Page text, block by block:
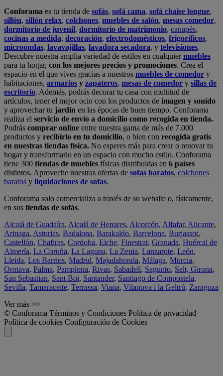
Conforama es tu tienda de sofás, sofá cama, sofá chaise longue,
sillón, sillón relax, colchones, muebles de salón, mesas comedor,
dormitorio de juvenil, dormitorio de matrimonio, canapés,
cocinas a medida, decoración, electrodomésticos, frigoríficos,
microondas, lavavajillas, lavadora secadora, y televisiones.
Descubre nuestra amplia variedad de estilos en cualquiermuebles
para tu hogar, con los mejores precios y promociones. Crea el
espacio en el que vives gracias a nuestros muebles de comedor y
habitaciones, armarios y zapateros, mesas de comedor y sillas de
escritorio. Además, podrás decorar tu casa con multitud de
artículos, tener el mejor ocio con los productos de imagen y sonido
y aprovechar tu jardín en las épocas de buen tiempo. Conforama
realiza el servicio de envío a domicilio como recogida en tienda.
Podrás comprar online entre nuestra gama de más de 7.000
productos y recibirlo en tu domicilio, o bien con recogida gratis
en nuestras tiendas física. No esperes más para crear o renovar tu
hogar y transformarlo en un espacio con mucho estilo. Conforama
tiene 300 tiendas de muebles físicas distribuidas en 6 países
distintos. Aproveche nuestras ofertas de sofas baratos, colchones
baratos y liquidaciones de sofas.
Conforama solo comercializa a través de su website o, físicamente,
en sus tiendas de sofás.
Alcalá de Guadaíra, Alcalá de Henares, Alcorcón, Alfafar, Alicante,
Arinaga, Asturias, Badalona, Barakaldo, Barcelona, Burjassot,
Castellón, Chafiras, Cordoba, Elche, Finestrat, Granada, Huércal de
Almería, La Coruña, La Laguna, La Zenia, Lanzarote, León,
Lleida, Los Barrios, Madrid, Majadahonda, Málaga, Murcia,
Orotava, Palma, Pamplona, Rivas, Sabadell, Sagunto, Salt, Girona,
San Sebastian, Sant Boi, Santander, Santiago de Compostela,
Sevilla, Tamaraceite, Terrassa, Viana, Vilanova i la Geltrú, Zaragoza
Ver más >>
© Conforama Términos y Condiciones Política de privacidad
Política de cookies Configuración de Cookies